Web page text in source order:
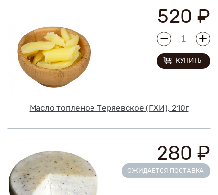
Масло топленое Теряевское (ГХИ), 210г
520 ₽
КУПИТЬ
280 ₽
ОЖИДАЕТСЯ ПОСТАВКА